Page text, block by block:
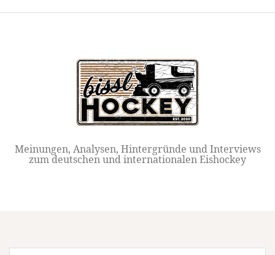
Meinungen, Analysen, Hintergründe und Interviews
zum deutschen und internationalen Eishockey